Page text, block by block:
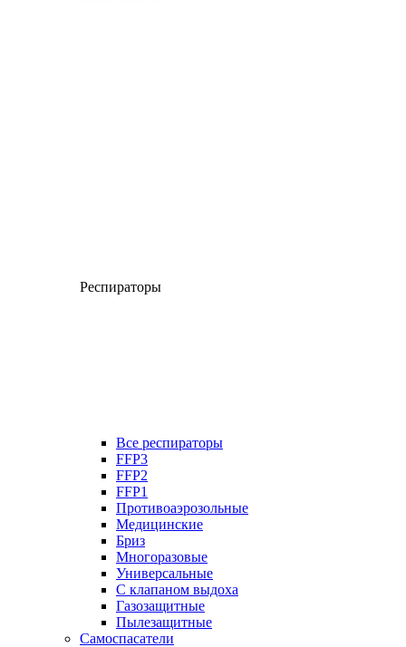
Респираторы
Все респираторы
FFP3
FFP2
FFP1
Противоаэрозольные
Медицинские
Бриз
Многоразовые
Универсальные
С клапаном выдоха
Газозащитные
Пылезащитные
Самоспасатели